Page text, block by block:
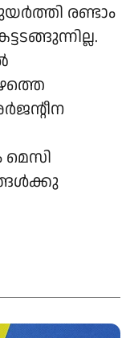
രണ്ടാം
മെസി